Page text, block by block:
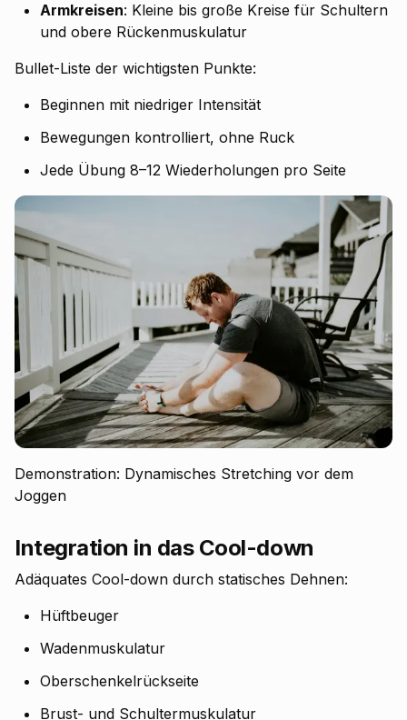
Armkreisen: Kleine bis große Kreise für Schultern
und obere Rückenmuskulatur
Bullet-Liste der wichtigsten Punkte:
Beginnen mit niedriger Intensität
Bewegungen kontrolliert, ohne Ruck
Jede Übung 8–12 Wiederholungen pro Seite
Demonstration: Dynamisches Stretching vor dem
Joggen
Integration in das Cool-down
Adäquates Cool-down durch statisches Dehnen:
Hüftbeuger
Wadenmuskulatur
Oberschenkelrückseite
Brust- und Schultermuskulatur